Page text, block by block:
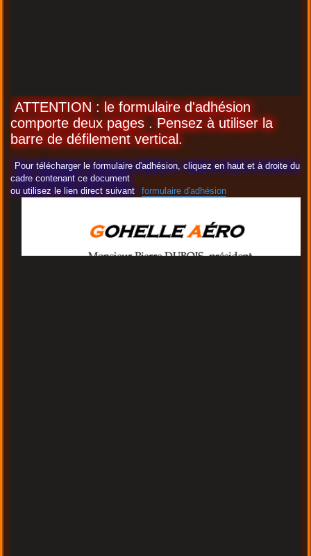
ATTENTION : le formulaire d'adhésion
comporte deux pages . Pensez à utiliser la
barre de défilement vertical.
Pour télécharger le formulaire d'adhésion, cliquez en haut et à droite du
cadre contenant ce document
ou utilisez le lien direct suivant
formulaire d'adhésion